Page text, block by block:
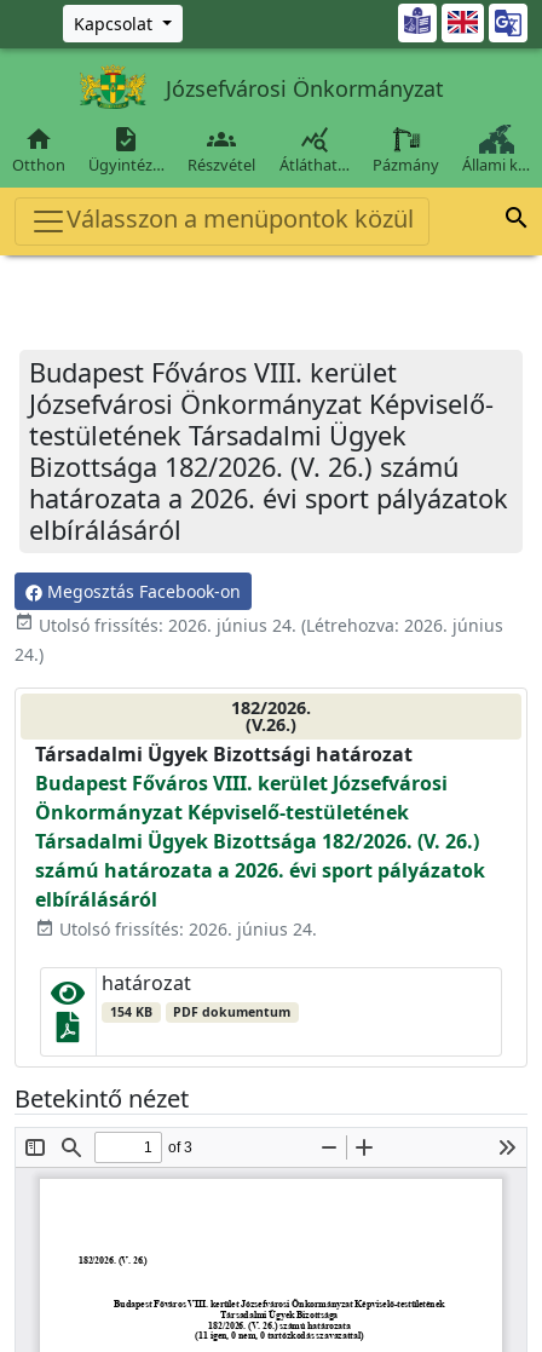
Ugrás a fő tartalomra
Kapcsolat 
Józsefvárosi Önkormányzat

Otthon

Ügyintéz…

Részvétel

Átláthat… Pázmány Állami k…
Válasszon a menüpontok közül 
Budapest Főváros VIII. kerület
Józsefvárosi Önkormányzat Képviselő-
testületének Társadalmi Ügyek
Bizottsága 182/2026. (V. 26.) számú
határozata a 2026. évi sport pályázatok
elbírálásáról
Megosztás Facebook-on
event_available Utolsó frissítés: 2026. június 24. (Létrehozva: 2026. június
24.)
182/2026.
(V.26.)
Társadalmi Ügyek Bizottsági határozat
Budapest Főváros VIII. kerület Józsefvárosi
Önkormányzat Képviselő-testületének
Társadalmi Ügyek Bizottsága 182/2026. (V. 26.)
számú határozata a 2026. évi sport pályázatok
elbírálásáról
event_available Utolsó frissítés: 2026. június 24.
határozat
154 KB PDF dokumentum
Betekintő nézet